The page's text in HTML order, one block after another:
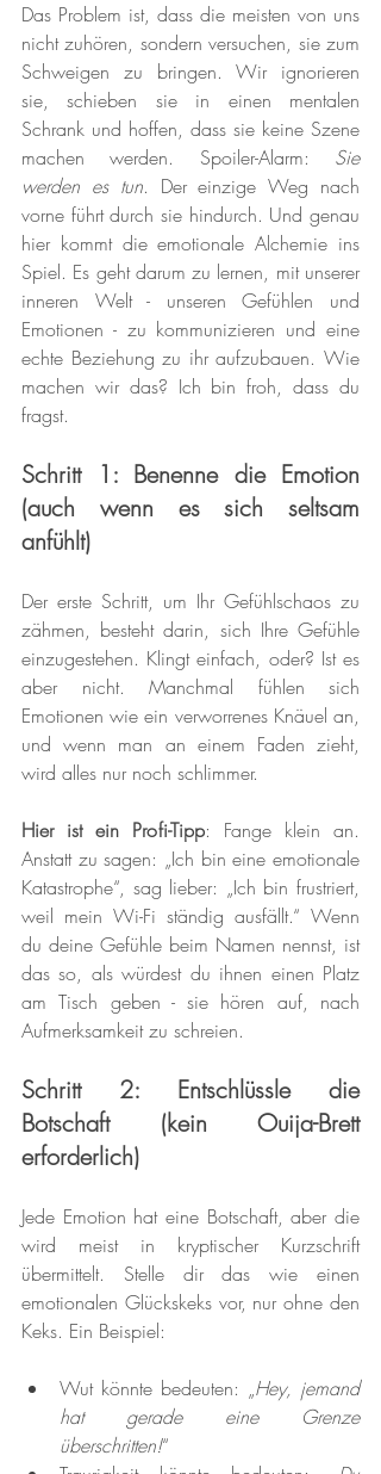
Das Problem ist, dass die meisten von uns
nicht zuhören, sondern versuchen, sie zum
Schweigen zu bringen. Wir ignorieren
sie, schieben sie in einen mentalen
Schrank und hoffen, dass sie keine Szene
machen werden. Spoiler-Alarm: Sie
werden es tun. Der einzige Weg nach
vorne führt durch sie hindurch. Und genau
hier kommt die emotionale Alchemie ins
Spiel. Es geht darum zu lernen, mit unserer
inneren Welt - unseren Gefühlen und
Emotionen - zu kommunizieren und eine
echte Beziehung zu ihr aufzubauen. Wie
machen wir das? Ich bin froh, dass du
fragst.
Schritt 1: Benenne die Emotion
(auch wenn es sich seltsam
anfühlt)
Der erste Schritt, um Ihr Gefühlschaos zu
zähmen, besteht darin, sich Ihre Gefühle
einzugestehen. Klingt einfach, oder? Ist es
aber nicht. Manchmal fühlen sich
Emotionen wie ein verworrenes Knäuel an,
und wenn man an einem Faden zieht,
wird alles nur noch schlimmer.
Hier ist ein Profi-Tipp: Fange klein an.
Anstatt zu sagen: „Ich bin eine emotionale
Katastrophe“, sag lieber: „Ich bin frustriert,
weil mein Wi-Fi ständig ausfällt.“ Wenn
du deine Gefühle beim Namen nennst, ist
das so, als würdest du ihnen einen Platz
am Tisch geben - sie hören auf, nach
Aufmerksamkeit zu schreien.
Schritt 2: Entschlüssle die
Botschaft (kein Ouija-Brett
erforderlich)
Jede Emotion hat eine Botschaft, aber die
wird meist in kryptischer Kurzschrift
übermittelt. Stelle dir das wie einen
emotionalen Glückskeks vor, nur ohne den
Keks. Ein Beispiel:
Wut könnte bedeuten: „Hey, jemand
hat gerade eine Grenze
überschritten!“